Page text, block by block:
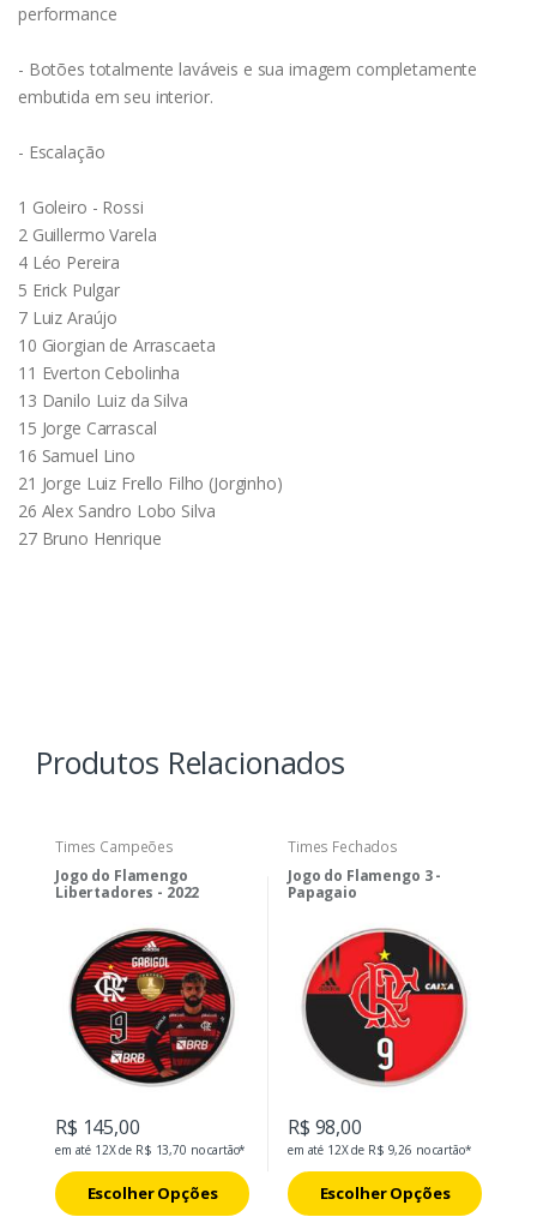
performance
- Botões totalmente laváveis e sua imagem completamente
embutida em seu interior.
- Escalação
1 Goleiro - Rossi
2 Guillermo Varela
4 Léo Pereira
5 Erick Pulgar
7 Luiz Araújo
10 Giorgian de Arrascaeta
11 Everton Cebolinha
13 Danilo Luiz da Silva
15 Jorge Carrascal
16 Samuel Lino
21 Jorge Luiz Frello Filho (Jorginho)
26 Alex Sandro Lobo Silva
27 Bruno Henrique
Produtos Relacionados
Times Campeões
Jogo do Flamengo
Libertadores - 2022
R$ 145,00
em até 12X de R$ 13,70 no cartão*
Escolher Opções
Times Fechados
Jogo do Flamengo 3 -
Papagaio
R$ 98,00
em até 12X de R$ 9,26 no cartão*
Escolher Opções